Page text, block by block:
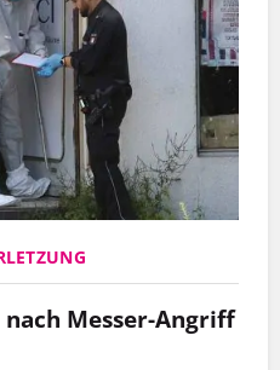
Messer-Angriff